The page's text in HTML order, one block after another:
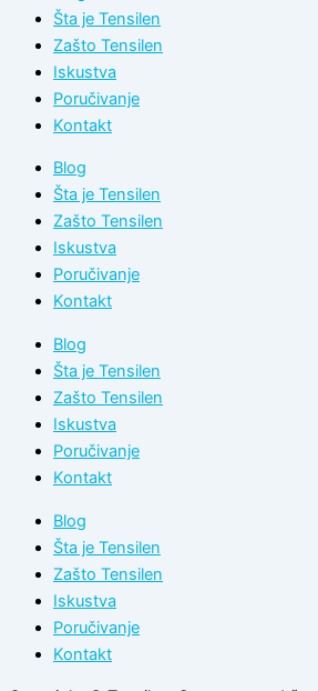
Šta je Tensilen
Zašto Tensilen
Iskustva
Poručivanje
Kontakt
Blog
Šta je Tensilen
Zašto Tensilen
Iskustva
Poručivanje
Kontakt
Blog
Šta je Tensilen
Zašto Tensilen
Iskustva
Poručivanje
Kontakt
Blog
Šta je Tensilen
Zašto Tensilen
Iskustva
Poručivanje
Kontakt